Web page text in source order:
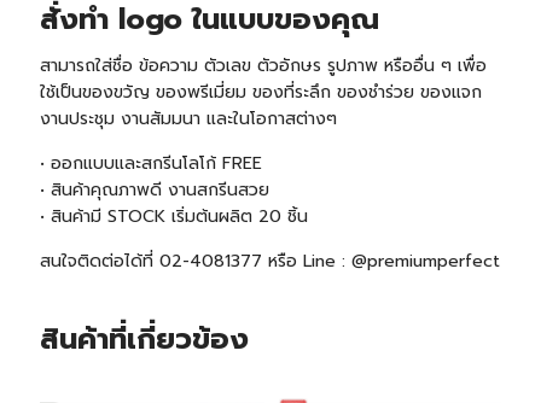
สั่งทำ logo ในแบบของคุณ
สามารถใส่ชื่อ ข้อความ ตัวเลข ตัวอักษร รูปภาพ หรืออื่น ๆ เพื่อ
ใช้เป็นของขวัญ ของพรีเมี่ยม ของที่ระลึก ของชำร่วย ของแจก
งานประชุม งานสัมมนา และในโอกาสต่างๆ
• ออกแบบและสกรีนโลโก้ FREE
• สินค้าคุณภาพดี งานสกรีนสวย
• สินค้ามี STOCK เริ่มต้นผลิต 20 ชิ้น
สนใจติดต่อได้ที่ 02-4081377 หรือ Line : @premiumperfect
สินค้าที่เกี่ยวข้อง